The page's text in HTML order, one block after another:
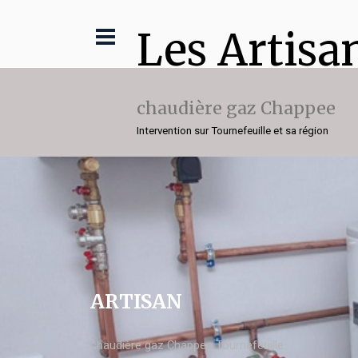
Les
chaudière gaz Chappee
Intervention sur Tournefeuille et sa région
ARTISAN
chaudière gaz Chappee Tournefeuille